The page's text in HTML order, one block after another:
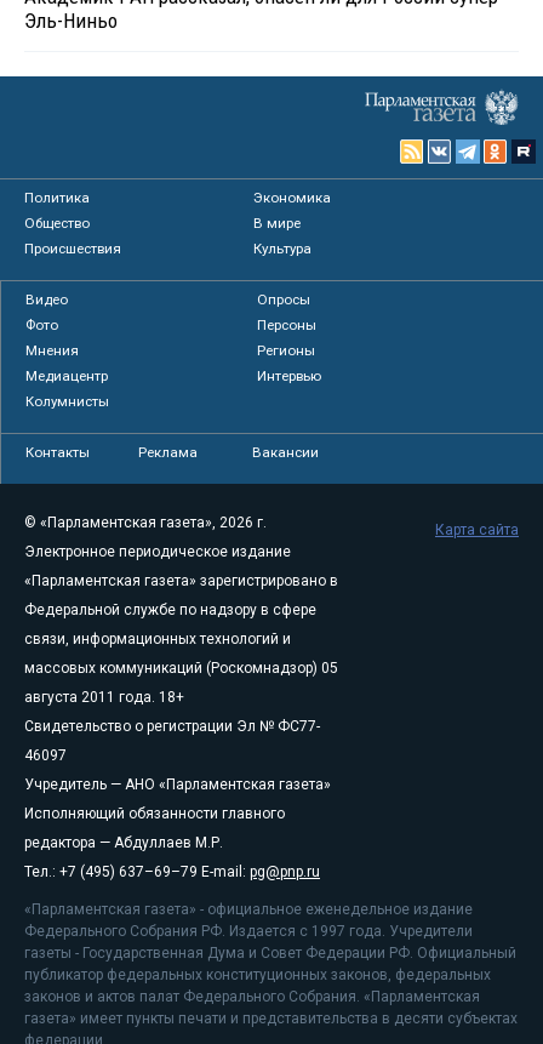
Эль-Ниньо
Политика
Экономика
Общество
В мире
Происшествия
Культура
Видео
Опросы
Фото
Персоны
Мнения
Регионы
Медиацентр
Интервью
Колумнисты
Контакты Реклама Вакансии
© «Парламентская газета», 2026 г.
Электронное периодическое издание
«Парламентская газета» зарегистрировано в
Федеральной службе по надзору в сфере
связи, информационных технологий и
массовых коммуникаций (Роскомнадзор) 05
августа 2011 года. 18+
Свидетельство о регистрации Эл № ФС77-
46097
Учредитель — АНО «Парламентская газета»
Исполняющий обязанности главного
редактора — Абдуллаев М.Р.
Тел.: +7 (495) 637–69–79 E-mail: pg@pnp.ru
«Парламентская газета» - официальное еженедельное издание
Федерального Собрания РФ. Издается с 1997 года. Учредители
газеты - Государственная Дума и Совет Федерации РФ. Официальный
публикатор федеральных конституционных законов, федеральных
законов и актов палат Федерального Собрания. «Парламентская
газета» имеет пункты печати и представительства в десяти субъектах
Карта сайта